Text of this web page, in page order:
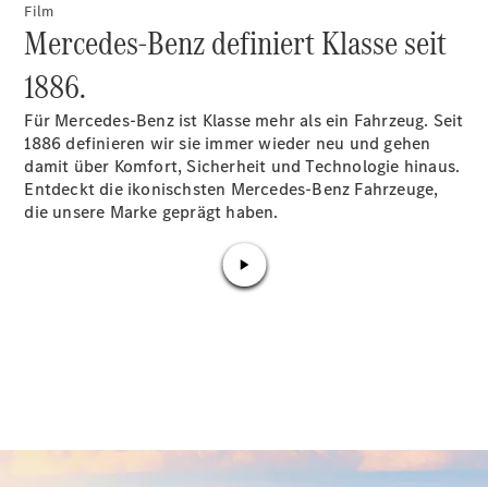
Geländewagen
Konfigurator
Mercedes-
Benz Store
T-Modell
Film
Mercedes-Benz definiert Klasse seit
1886.
Für Mercedes-Benz ist Klasse mehr als ein Fahrzeug. Seit
1886 definieren wir sie immer wieder neu und gehen
damit über Komfort, Sicherheit und Technologie hinaus.
Entdeckt die ikonischsten Mercedes-Benz Fahrzeuge,
die unsere Marke geprägt haben.